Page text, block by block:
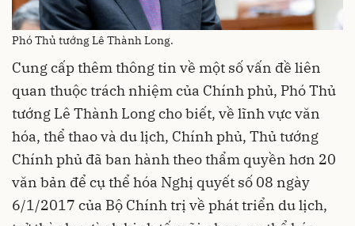
Phó Thủ tướng Lê Thành Long.
Cung cấp thêm thông tin về một số vấn đề liên
quan thuộc trách nhiệm của Chính phủ, Phó Thủ
tướng Lê Thành Long cho biết, về lĩnh vực văn
hóa, thể thao và du lịch, Chính phủ, Thủ tướng
Chính phủ đã ban hành theo thẩm quyền hơn 20
văn bản để cụ thể hóa Nghị quyết số 08 ngày
6/1/2017 của Bộ Chính trị về phát triển du lịch,